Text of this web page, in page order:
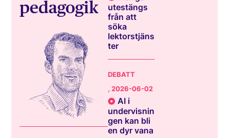
pedagogik
utestängs
från att
söka
lektorstjäns
ter
DEBATT
, 2026-06-02
AI i
undervisnin
gen kan bli
en dyr vana